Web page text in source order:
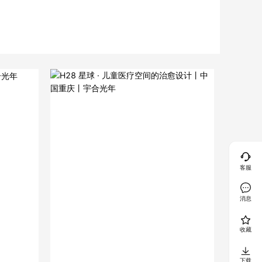
客服
消息
收藏
下载